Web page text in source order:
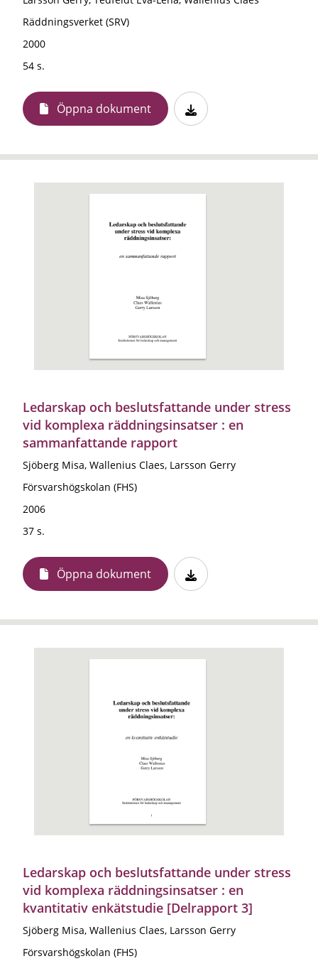
Räddningsverket (SRV)
2000
54 s.
Öppna dokument
Ledarskap och beslutsfattande under stress
vid komplexa räddningsinsatser : en
sammanfattande rapport
Sjöberg Misa, Wallenius Claes, Larsson Gerry
Försvarshögskolan (FHS)
2006
37 s.
Öppna dokument
Ledarskap och beslutsfattande under stress
vid komplexa räddningsinsatser : en
kvantitativ enkätstudie [Delrapport 3]
Sjöberg Misa, Wallenius Claes, Larsson Gerry
Försvarshögskolan (FHS)